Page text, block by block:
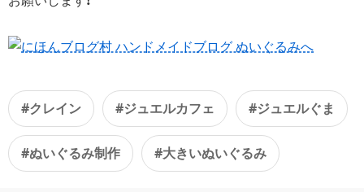
#クレイン #ジュエルカフェ #ジュエルぐま
#ぬいぐるみ制作 #大きいぬいぐるみ